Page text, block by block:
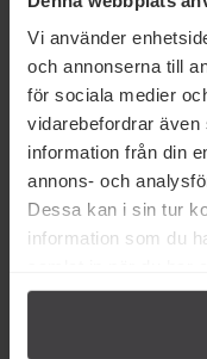
Vi använder
och annonserna till
för sociala medier
vidarebefordrar även
information från din
annons- och
Dessa kan i sin tur
information som du
Prishistorik